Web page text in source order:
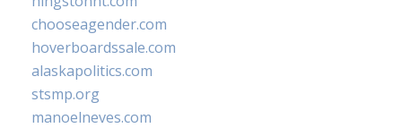
chooseagender.com
hoverboardssale.com
alaskapolitics.com
stsmp.org
manoelneves.com